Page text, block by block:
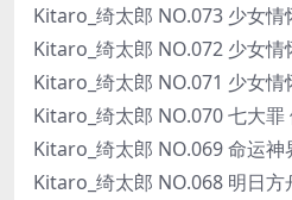
Kitaro_绮太郎 NO.073 少女情
Kitaro_绮太郎 NO.072 少女情
Kitaro_绮太郎 NO.071 少女情
Kitaro_绮太郎 NO.070 七大
Kitaro_绮太郎 NO.069 命运
Kitaro_绮太郎 NO.068 明日